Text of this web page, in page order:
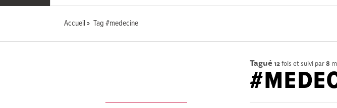
Accueil Tag #medecine
Tagué 12fois et suivi par8